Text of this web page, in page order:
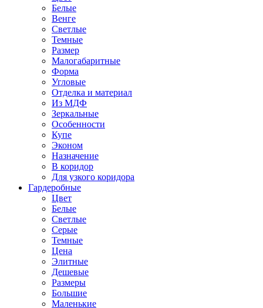
Белые
Венге
Светлые
Темные
Размер
Малогабаритные
Форма
Угловые
Отделка и материал
Из МДФ
Зеркальные
Особенности
Купе
Эконом
Назначение
В коридор
Для узкого коридора
Гардеробные
Цвет
Белые
Светлые
Серые
Темные
Цена
Элитные
Дешевые
Размеры
Большие
Маленькие